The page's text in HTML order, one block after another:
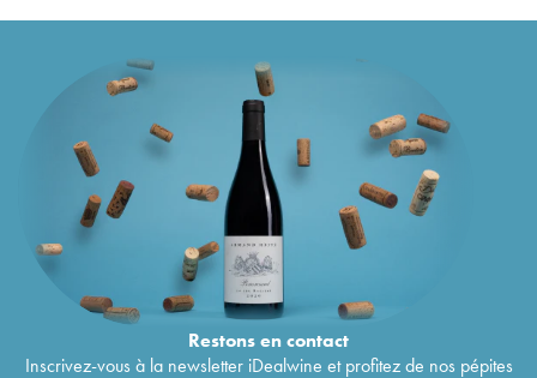
Restons encontact
Inscrivez-vous à la newsletter iDealwine et profitez de nos pépites